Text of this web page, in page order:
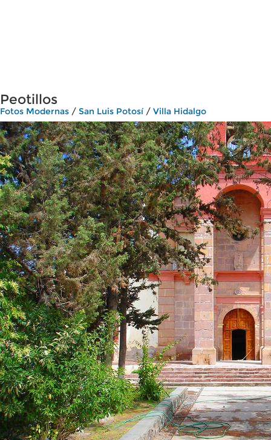
Peotillos
Fotos Modernas / San Luis Potosí / Villa Hidalgo